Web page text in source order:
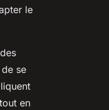
le
se
en